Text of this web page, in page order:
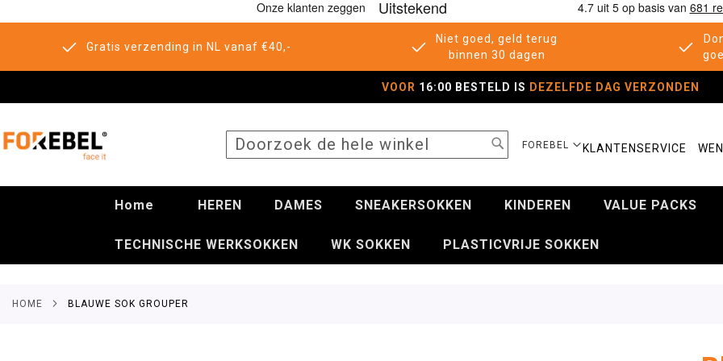
Gratis verzending in NL vanaf €40,-
Niet goed, geld terug
binnen 30 dagen
VOOR 16:00 BESTELD IS DEZELFDE DAG VERZONDEN
SELECTEER
FOREBEL KLANTENSERVICE
SEARCH
Home HEREN DAMES SNEAKERSOKKEN KINDEREN VALUE PACKS
TECHNISCHE WERKSOKKEN WK SOKKEN PLASTICVRIJE SOKKEN
HOME BLAUWE SOK GROUPER